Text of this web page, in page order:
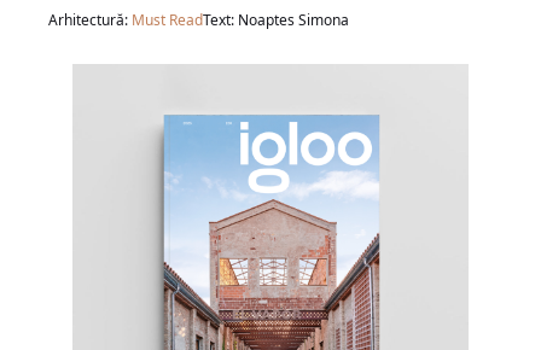
Arhitectură: Must ReadText: Noaptes Simona